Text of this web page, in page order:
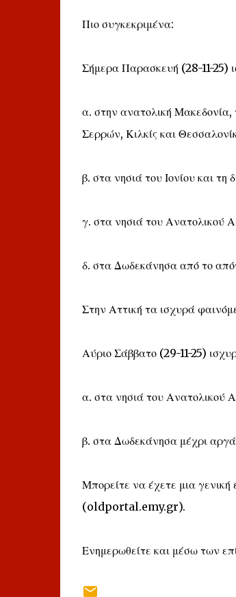
Πιο συγκεκριμένα:
Σήμερα Παρασκευή (28-11-25)
α. στην ανατολική Μακεδονία,
Σερρών, Κιλκίς και
β. στα νησιά του Ιονίου και τη
γ. στα νησιά του Ανατολικού
δ. στα Δωδεκάνησα από το
Στην Αττική τα ισχυρά
Αύριο Σάββατο (29-11-25)
α. στα νησιά του Ανατολικού
β. στα Δωδεκάνησα μέχρι
Μπορείτε να έχετε μια γενική
(oldportal.emy.gr).
Ενημερωθείτε και μέσω των